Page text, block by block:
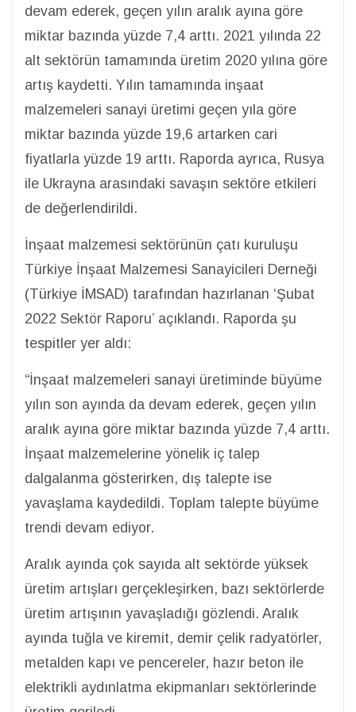
devam ederek, geçen yılın aralık ayına göre
miktar bazında yüzde 7,4 arttı. 2021 yılında 22
alt sektörün tamamında üretim 2020 yılına göre
artış kaydetti. Yılın tamamında inşaat
malzemeleri sanayi üretimi geçen yıla göre
miktar bazında yüzde 19,6 artarken cari
fiyatlarla yüzde 19 arttı. Raporda ayrıca, Rusya
ile Ukrayna arasındaki savaşın sektöre etkileri
de değerlendirildi.
İnşaat malzemesi sektörünün çatı kuruluşu
Türkiye İnşaat Malzemesi Sanayicileri Derneği
(Türkiye İMSAD) tarafından hazırlanan ‘Şubat
2022 Sektör Raporu’ açıklandı. Raporda şu
tespitler yer aldı:
“İnşaat malzemeleri sanayi üretiminde büyüme
yılın son ayında da devam ederek, geçen yılın
aralık ayına göre miktar bazında yüzde 7,4 arttı.
İnşaat malzemelerine yönelik iç talep
dalgalanma gösterirken, dış talepte ise
yavaşlama kaydedildi. Toplam talepte büyüme
trendi devam ediyor.
Aralık ayında çok sayıda alt sektörde yüksek
üretim artışları gerçekleşirken, bazı sektörlerde
üretim artışının yavaşladığı gözlendi. Aralık
ayında tuğla ve kiremit, demir çelik radyatörler,
metalden kapı ve pencereler, hazır beton ile
elektrikli aydınlatma ekipmanları sektörlerinde